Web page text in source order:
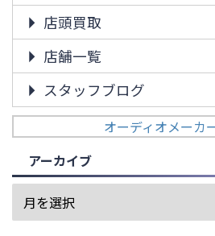
店頭買取
店舗一覧
スタッフブログ
オーディオメーカ
アーカイブ